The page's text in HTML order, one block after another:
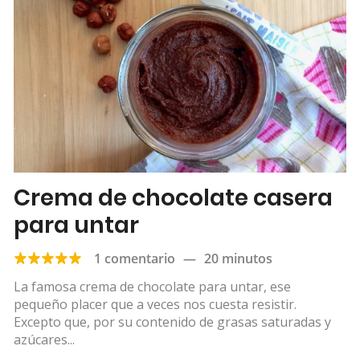
Crema de chocolate casera
para untar
1 comentario — 20 minutos
La famosa crema de chocolate para untar, ese
pequeño placer que a veces nos cuesta resistir.
Excepto que, por su contenido de grasas saturadas y
azúcares...